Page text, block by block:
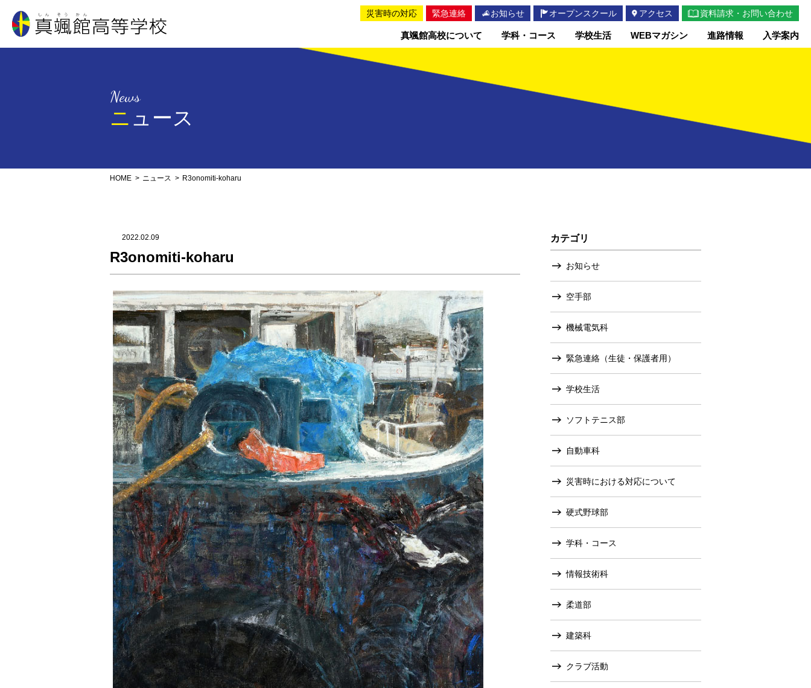
真颯館高校について
学科・コース 学校生活 WEBマガシン 進路情報 入学案内
災害時の対応 緊急連絡 お知らせ オープンスクール アクセス 資料請求・お問い合わせ
News
ニュース
HOME ニュース R3onomiti-koharu
2022.02.09
R3onomiti-koharu
カテゴリ
お知らせ
空手部
機械電気科
緊急連絡（生徒・保護者用）
学校生活
ソフトテニス部
自動車科
災害時における対応について
硬式野球部
学科・コース
情報技術科
柔道部
建築科
クラブ活動